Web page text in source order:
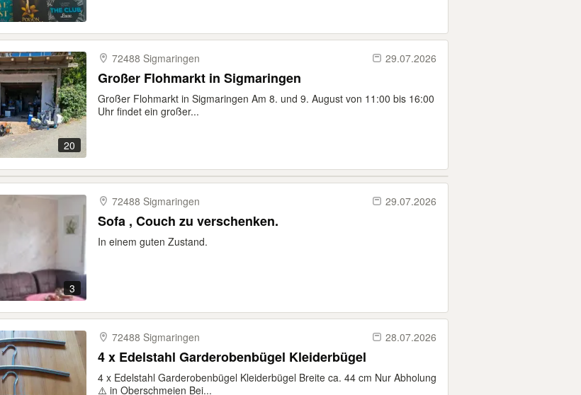
20
72488 Sigmaringen 29.07.2026
Großer Flohmarkt in Sigmaringen
Großer Flohmarkt in Sigmaringen Am 8. und 9. August von 11:00 bis 16:00
Uhr findet ein großer...
3
72488 Sigmaringen 29.07.2026
Sofa , Couch zu verschenken.
In einem guten Zustand.
72488 Sigmaringen 28.07.2026
4 x Edelstahl Garderobenbügel Kleiderbügel
4 x Edelstahl Garderobenbügel Kleiderbügel Breite ca. 44 cm Nur Abholung
⚠️ in Oberschmeien Bei...